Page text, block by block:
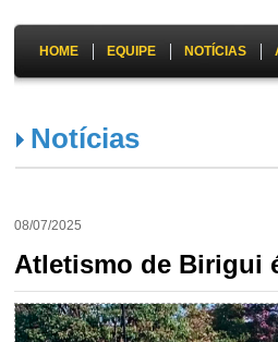
HOME EQUIPE NOTÍCIAS
Notícias
08/07/2025
Atletismo de Birigui